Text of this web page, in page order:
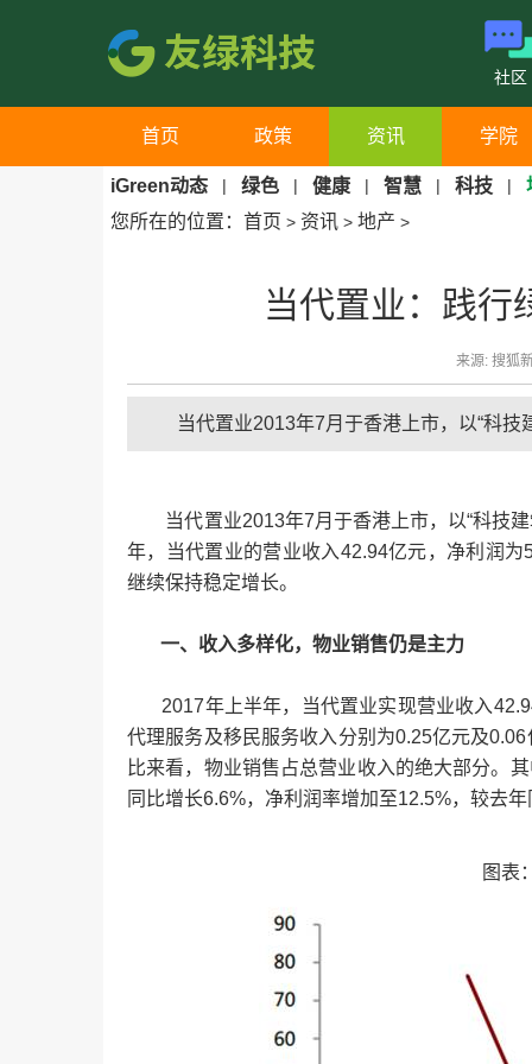
社区
首页 政策 资讯 学院
iGreen动态 | 绿色 | 健康 | 智慧 | 科技 |
您所在的位置： 首页 > 资讯 > 地产 >
当代置业：践行
来源: 搜狐
当代置业2013年7月于香港上市，以“科
当代置业2013年7月于香港上市，以“科技建
年，当代置业的营业收入42.94亿元，净利润
继续保持稳定增长。
一、收入多样化，物业销售仍是主力
2017年上半年，当代置业实现营业收入
代理服务及移民服务收入分别为0.25亿元及
比来看，物业销售占总营业收入的绝大部分。
同比增长6.6%，净利润率增加至12.5%，较去
图表